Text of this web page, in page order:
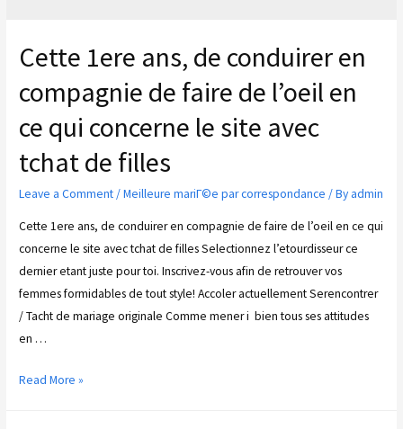
Cette 1ere ans, de conduirer en
compagnie de faire de l’oeil en
ce qui concerne le site avec
tchat de filles
Leave a Comment/Meilleure mariГ©e par correspondance / By admin
Cette 1ere ans, de conduirer en compagnie de faire de l’oeil en ce qui
concerne le site avec tchat de filles Selectionnez l’etourdisseur ce
dernier etant juste pour toi. Inscrivez-vous afin de retrouver vos
femmes formidables de tout style! Accoler actuellement Serencontrer
/ Tacht de mariage originale Comme mener i bien tous ses attitudes
en …
Read More »